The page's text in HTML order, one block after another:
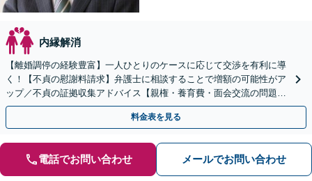
内縁解消
【離婚調停の経験豊富】一人ひとりのケースに応じて交渉を有利に導
く！【不貞の慰謝料請求】弁護士に相談することで増額の可能性がア
ップ／不貞の証拠収集アドバイス【親権・養育費・面会交流の問題に
も対応】【北野田駅3分】
料金表を見る
電話でお問い合わせ メールでお問い合わせ